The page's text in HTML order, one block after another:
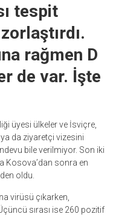
tespit
rağmen D
de var. İşte
üyesi ülkeler ve İsviçre,
da ziyaretçi vizesini
bile verilmiyor. Son iki
Kosova’dan sonra en
oldu.
virüsü çıkarken,
sırası ise 260 pozitif